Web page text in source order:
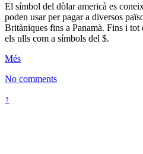
El símbol del dòlar americà es
poden usar per pagar a diversos
Britàniques fins a Panamà. Fins i
els ulls com a símbols del $.
Més
No comments
↑